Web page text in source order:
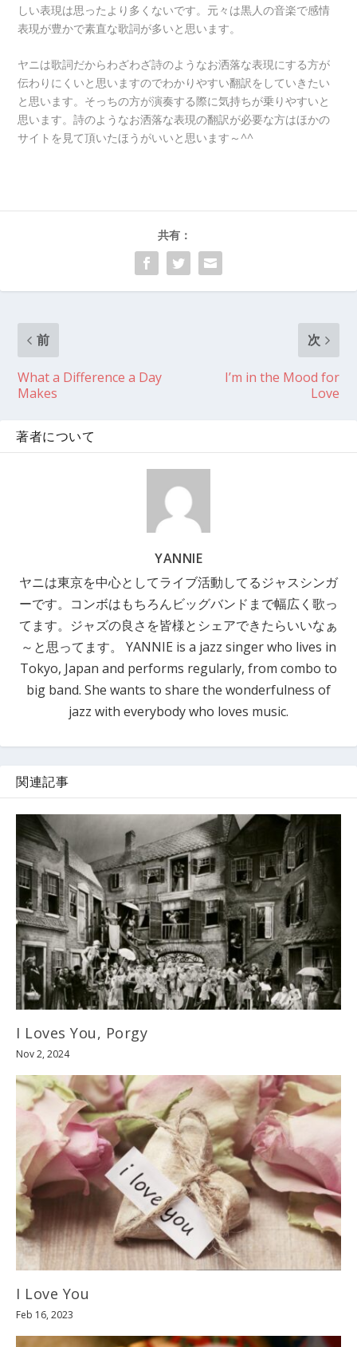
しい表現は思ったより多くないです。元々は黒人の音楽で感情
表現が豊かで素直な歌詞が多いと思います。
ヤニは歌詞だからわざわざ詩のようなお洒落な表現にする方が
伝わりにくいと思いますのでわかりやすい翻訳をしていきたい
と思います。そっちの方が演奏する際に気持ちが乗りやすいと
思います。詩のようなお洒落な表現の翻訳が必要な方はほかの
サイトを見て頂いたほうがいいと思います～^^
共有：
前
What a Difference a Day
Makes
次
I’m in the Mood for
Love
著者について
YANNIE
ヤニは東京を中心としてライブ活動してるジャスシンガ
ーです。コンボはもちろんビッグバンドまで幅広く歌っ
てます。ジャズの良さを皆様とシェアできたらいいなぁ
～と思ってます。 YANNIE is a jazz singer who lives in
Tokyo, Japan and performs regularly, from combo to
big band. She wants to share the wonderfulness of
jazz with everybody who loves music.
関連記事
I Loves You, Porgy
Nov 2, 2024
I Love You
Feb 16, 2023